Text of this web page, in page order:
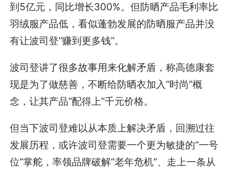
到5亿元，同比增长300%。但防晒产品毛利率比
羽绒服产品低，看似蓬勃发展的防晒服产品并没
有让波司登“赚到更多钱”。
波司登讲了很多故事用来化解矛盾，称高德康套
现是为了做慈善，不断给防晒衣加入“时尚”概
念，让其产品“配得上”千元价格。
但当下波司登难以从本质上解决矛盾，回溯过往
发展历程，或许波司登需要一个更为敏捷的“一号
位”掌舵，率领品牌破解“老年危机”、走上一条从